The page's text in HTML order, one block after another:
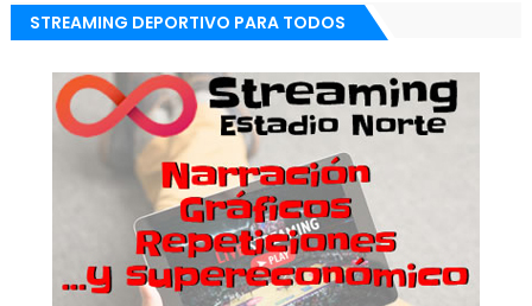
STREAMING DEPORTIVO PARA TODOS